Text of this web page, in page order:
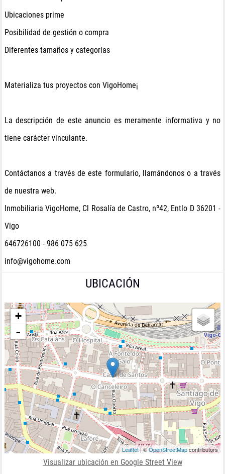
Ubicaciones prime
Posibilidad de gestión o compra
Diferentes tamaños y categorías
Materializa tus proyectos con VigoHome¡
La descripción de este anuncio es meramente informativa y no
tiene carácter vinculante.
Contáctanos a través de este formulario, llamándonos o a través
de nuestra web.
Inmobiliaria VigoHome, Cl Rosalía de Castro, nº42, Entlo D 36201 -
Vigo
646726100 - 986 075 625
info@vigohome.com
UBICACIÓN
+
-
Leaflet| ©OpenStreetMapcontributors
Visualizar ubicación en Google Street View